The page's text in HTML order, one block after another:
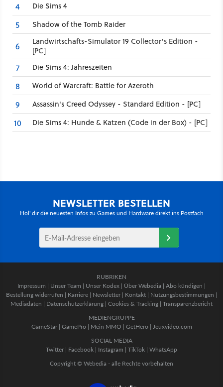
4 Die Sims 4
5 Shadow of the Tomb Raider
6
Landwirtschafts-Simulator 19 Collector's Edition -
[PC]
7 Die Sims 4: Jahreszeiten
8 World of Warcraft: Battle for Azeroth
9 Assassin's Creed Odyssey - Standard Edition - [PC]
10 Die Sims 4: Hunde & Katzen (Code in der Box) - [PC]
NEWSLETTER BESTELLEN
Hol' dir die neuesten Infos zu Games und Hardware direkt ins Postfach
RUBRIKEN
Impressum | Unser Team | Unser Kodex | Über Webedia | Abo kündigen |
Bestellung widerrufen | Karriere | Newsletter | Kontakt | Nutzungsbestimmungen |
Mediadaten | Datenschutzerklärung | Cookies & Tracking | Transparenzbericht
MEDIENGRUPPE
GameStar| GamePro | Mein MMO | GetHero | Jeuxvideo.com
SOCIAL MEDIA
Twitter | Facebook | Instagram | TikTok | WhatsApp
Copyright © Webedia - alle Rechte vorbehalten